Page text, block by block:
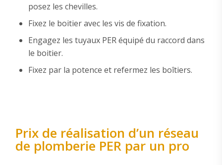
posez les chevilles.
Fixez le boitier avec les vis de fixation.
Engagez les tuyaux PER équipé du raccord dans
le boitier.
Fixez par la potence et refermez les boîtiers.
Prix de réalisation d’un réseau
de plomberie PER par un pro